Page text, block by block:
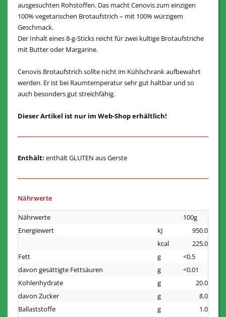
ausgesuchten Rohstoffen. Das macht Cenovis zum einzigen
100% vegetarischen Brotaufstrich – mit 100% würzigem
Geschmack.
Der Inhalt eines 8-g-Sticks reicht für zwei kultige Brotaufstriche
mit Butter oder Margarine.
Cenovis Brotaufstrich sollte nicht im Kühlschrank aufbewahrt
werden. Er ist bei Raumtemperatur sehr gut haltbar und so
auch besonders gut streichfähig.
Dieser Artikel ist nur im Web-Shop erhältlich!
Enthält: enthält GLUTEN aus Gerste
Nährwerte
Nährwerte
100g
Energiewert
kJ
950.0
kcal
225.0
Fett
g
<0.5
davon gesättigte Fettsäuren
g
<0.01
Kohlenhydrate
g
20.0
davon Zucker
g
8.0
Ballaststoffe
g
1.0